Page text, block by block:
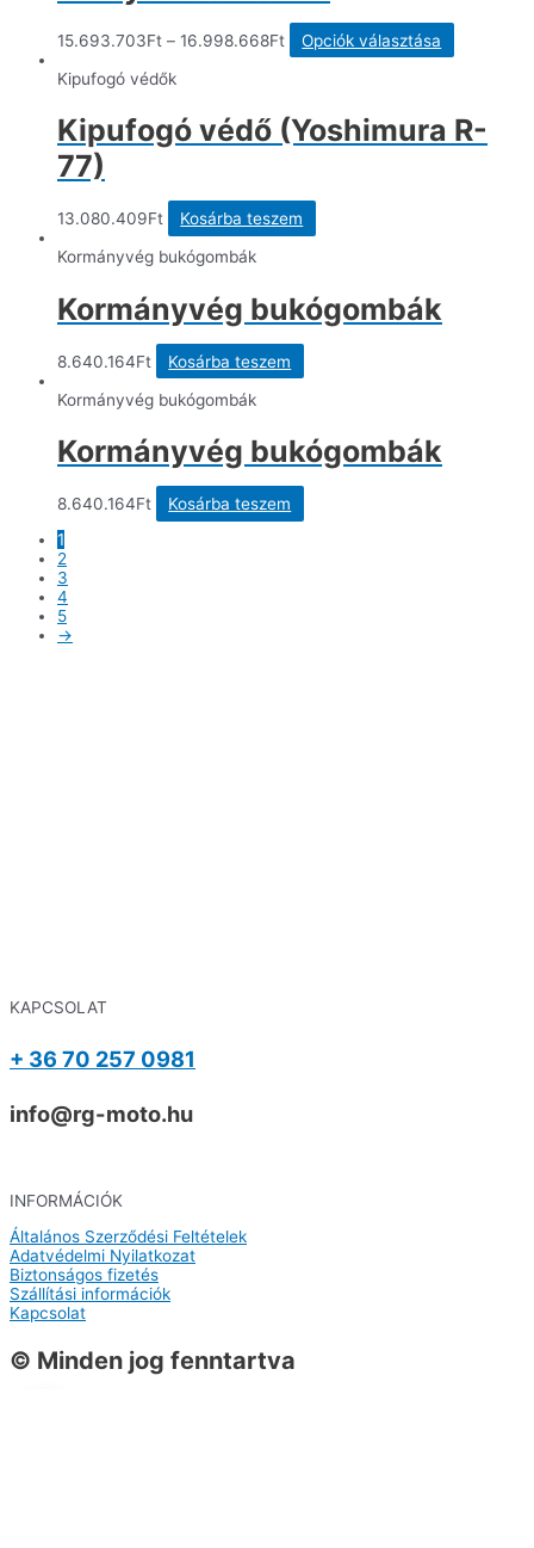
15.693.703Ft – 16.998.668Ft Opciók választása
a
variációja
van.
Kipufogó védők
Kipufogó védő (Yoshimura R-
77)
13.080.409Ft
Kosárba teszem
Kormányvég bukógombák
Kormányvég bukógombák
8.640.164Ft
Kosárba teszem
Kormányvég bukógombák
Kormányvég bukógombák
8.640.164Ft
Kosárba teszem
1
2
3
4
5
→
KAPCSOLAT
+ 36 70 257 0981
info@rg-moto.hu
INFORMÁCIÓK
Általános Szerződési Feltételek
Adatvédelmi Nyilatkozat
Biztonságos fizetés
Szállítási információk
Kapcsolat
© Minden jog fenntartva